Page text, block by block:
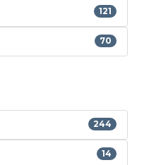
121
70
244
14